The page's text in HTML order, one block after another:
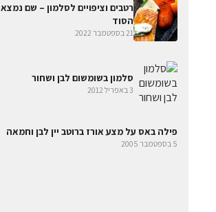
רטבים וציפויים לסלמון – שם נמצא
הסוד
21 בספטמבר 2022
סלמון בשומשום לבן ושחור
3 באפריל 2012
פילה באס על מצע אורז ברוטב יין לבן וחמאה
5 בספטמבר 2005